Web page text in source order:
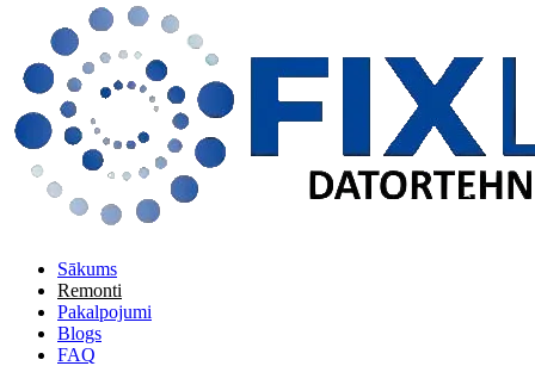
Sākums
Remonti
Pakalpojumi
Blogs
FAQ